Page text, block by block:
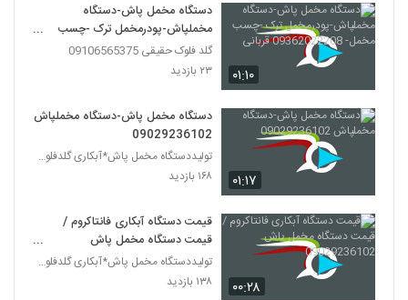
۰۱:۱۰
دستگاه مخمل پاش-دستگاه
مخملپاش-پودرمخمل ترک -چسب
مخمل- 09362022208 قربانی
گلد فلوک حقیقی 09106565375
۲۳ بازدید
۰۱:۱۷
دستگاه مخمل پاش-دستگاه مخملپاش
09029236102
تولیددستگاه مخمل پاش*آبکاری گلدفلوک 09106565375
۱۶۸ بازدید
۰۰:۲۸
قیمت دستگاه آبکاری فانتاکروم /
قیمت دستگاه مخمل پاش
09029236102
تولیددستگاه مخمل پاش*آبکاری گلدفلوک 09106565375
۱۳۸ بازدید